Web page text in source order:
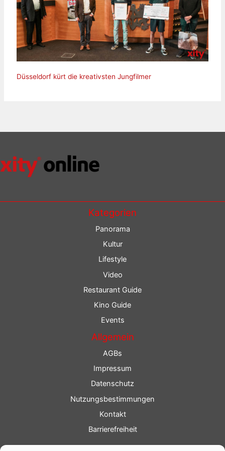
Düsseldorf kürt die kreativsten Jungfilmer
Kategorien
Panorama
Kultur
Lifestyle
Video
Restaurant Guide
Kino Guide
Events
Allgemein
AGBs
Impressum
Datenschutz
Nutzungsbestimmungen
Kontakt
Barrierefreiheit